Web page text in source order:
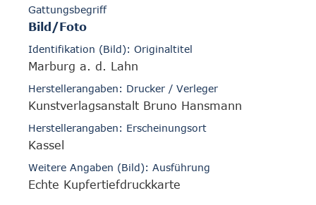
Gattungsbegriff
Bild/Foto
Identifikation (Bild): Originaltitel
Marburg a. d. Lahn
Herstellerangaben: Drucker / Verleger
Kunstverlagsanstalt Bruno Hansmann
Herstellerangaben: Erscheinungsort
Kassel
Weitere Angaben (Bild): Ausführung
Echte Kupfertiefdruckkarte